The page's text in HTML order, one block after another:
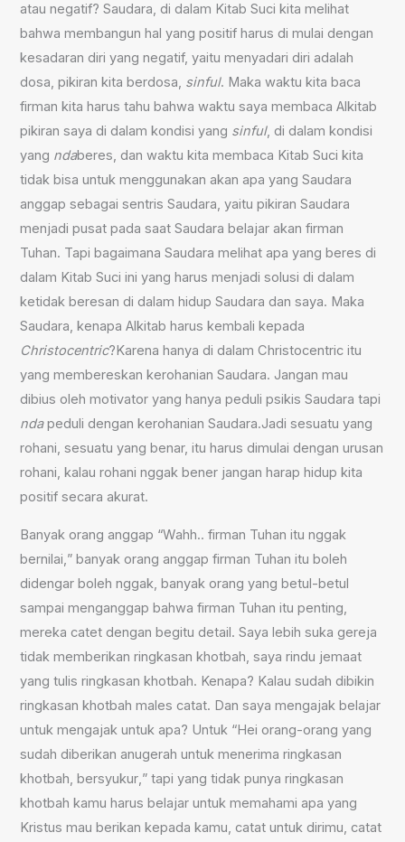
atau negatif? Saudara, di dalam KitabSuci kita melihat
bahwa membangun hal yang positif harus di mulai dengan
kesadaran diri yang negatif, yaitu menyadari diri adalah
dosa, pikiran kita berdosa, sinful. Maka waktu kita baca
firman kita harus tahu bahwa waktu saya membaca Alkitab
pikiran saya di dalam kondisi yang sinful, di dalam kondisi
yang ndaberes, dan waktu kita membaca KitabSuci kita
tidak bisa untuk menggunakan akan apa yang Saudara
anggap sebagai sentrisSaudara,yaitupikiran Saudara
menjadi pusat pada saatSaudara belajar akan firman
Tuhan. Tapi bagaimana Saudara melihat apa yang beres di
dalam KitabSuci ini yang harus menjadi solusi di dalam
ketidak beresan di dalam hidup Saudara dan saya. Maka
Saudara, kenapa Alkitab harus kembali kepada
Christocentric?Karena hanya di dalamChristocentric itu
yang membereskan kerohanianSaudara. Jangan mau
dibius oleh motivator yang hanya peduli psikis Saudara tapi
ndapeduli dengan kerohanian Saudara.Jadi sesuatu yang
rohani, sesuatu yang benar, itu harus dimulai dengan urusan
rohani, kalau rohaninggak bener jangan harap hidup kita
positif secara akurat.
Banyak orang anggap “Wahh.. firman Tuhan itunggak
bernilai,” banyak orang anggap firman Tuhan itu boleh
didengar boleh nggak, banyak orang yang betul-betul
sampai menganggap bahwa firman Tuhan itu penting,
mereka catet dengan begitu detail. Saya lebih suka gereja
tidak memberikan ringkasan khotbah, saya rindu jemaat
yang tulis ringkasan khotbah. Kenapa? Kalau sudah dibikin
ringkasan khotbah males catat. Dan sayamengajak belajar
untuk mengajak untuk apa? Untuk “Hei orang-orang yang
sudah diberikan anugerah untuk menerima ringkasan
khotbah, bersyukur,” tapi yang tidak punya ringkasan
khotbah kamu harus belajar untuk memahami apa yang
Kristus mau berikan kepada kamu, catat untuk dirimu, catat